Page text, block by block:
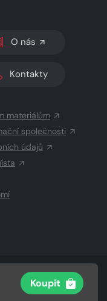
Koupit
O nás
Kontakty
materiálům
společnosti
údajů
a.s.a dodavatelé